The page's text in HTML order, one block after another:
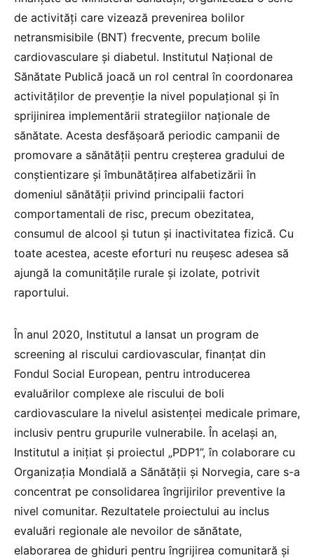
de activități care vizează prevenirea bolilor
netransmisibile (BNT) frecvente, precum bolile
cardiovasculare și diabetul. Institutul Național de
Sănătate Publică joacă un rol central în coordonarea
activităților de prevenție la nivel populațional și în
sprijinirea implementării strategiilor naționale de
sănătate. Acesta desfășoară periodic campanii de
promovare a sănătății pentru creșterea gradului de
conștientizare și îmbunătățirea alfabetizării în
domeniul sănătății privind principalii factori
comportamentali de risc, precum obezitatea,
consumul de alcool și tutun și inactivitatea fizică. Cu
toate acestea, aceste eforturi nu reușesc adesea să
ajungă la comunitățile rurale și izolate, potrivit
raportului.
În anul 2020, Institutul a lansat un program de
screening al riscului cardiovascular, finanțat din
Fondul Social European, pentru introducerea
evaluărilor complexe ale riscului de boli
cardiovasculare la nivelul asistenței medicale primare,
inclusiv pentru grupurile vulnerabile. În același an,
Institutul a inițiat și proiectul „PDP1”, în colaborare cu
Organizația Mondială a Sănătății și Norvegia, care s-a
concentrat pe consolidarea îngrijirilor preventive la
nivel comunitar. Rezultatele proiectului au inclus
evaluări regionale ale nevoilor de sănătate,
elaborarea de ghiduri pentru îngrijirea comunitară și